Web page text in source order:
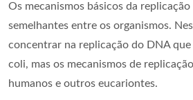
Os mecanismos básicos da
semelhantes entre os organismos.
concentrar na replicação do DNA
coli, mas os mecanismos de
humanos e outros eucariontes.